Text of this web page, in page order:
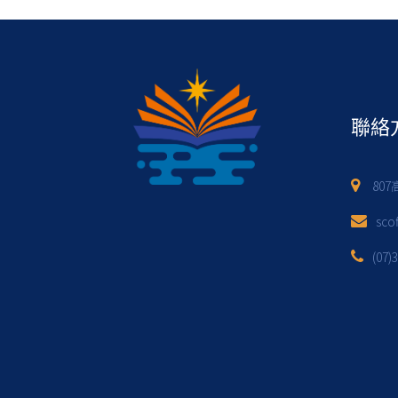
聯絡
807